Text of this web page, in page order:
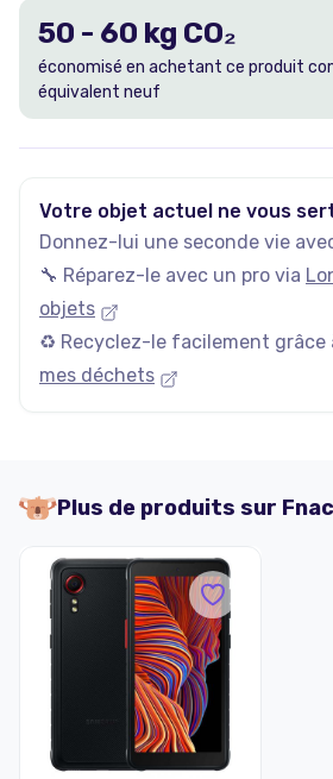
50 - 60 kg CO₂
économisé en achetant ce produit
équivalent neuf
Votre objet actuel ne vous
Donnez-lui une seconde vie avec
🔧 Réparez-le avec un pro via
objets
♻️ Recyclez-le facilement grâce
mes déchets
Plus de produits sur Fnac